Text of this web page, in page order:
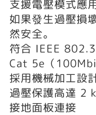
支援電壓模式應
如果發生過壓損
然安全。
符合 IEEE
Cat 5e（
採用機械加工設
過壓保護高達 2
接地面板連接